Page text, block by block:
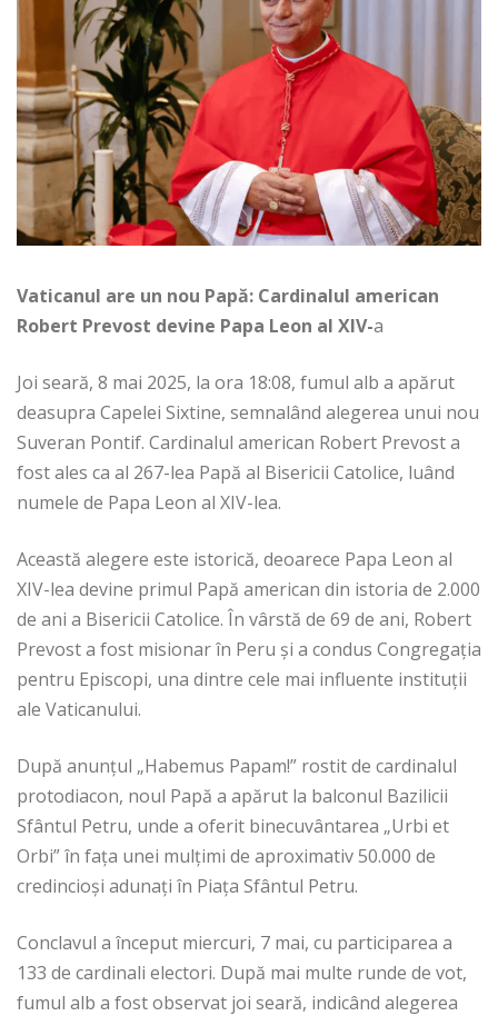
Vaticanul are un nou Papă: Cardinalul american
Robert Prevost devine Papa Leon al XIV-a
Joi seară, 8 mai 2025, la ora 18:08, fumul alb a apărut
deasupra Capelei Sixtine, semnalând alegerea unui nou
Suveran Pontif. Cardinalul american Robert Prevost a
fost ales ca al 267-lea Papă al Bisericii Catolice, luând
numele de Papa Leon al XIV-lea.
Această alegere este istorică, deoarece Papa Leon al
XIV-lea devine primul Papă american din istoria de 2.000
de ani a Bisericii Catolice. În vârstă de 69 de ani, Robert
Prevost a fost misionar în Peru și a condus Congregația
pentru Episcopi, una dintre cele mai influente instituții
ale Vaticanului.
După anunțul „Habemus Papam!” rostit de cardinalul
protodiacon, noul Papă a apărut la balconul Bazilicii
Sfântul Petru, unde a oferit binecuvântarea „Urbi et
Orbi” în fața unei mulțimi de aproximativ 50.000 de
credincioși adunați în Piața Sfântul Petru.
Conclavul a început miercuri, 7 mai, cu participarea a
133 de cardinali electori. După mai multe runde de vot,
fumul alb a fost observat joi seară, indicând alegerea